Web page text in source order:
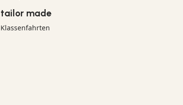
tailor made
Klassenfahrten